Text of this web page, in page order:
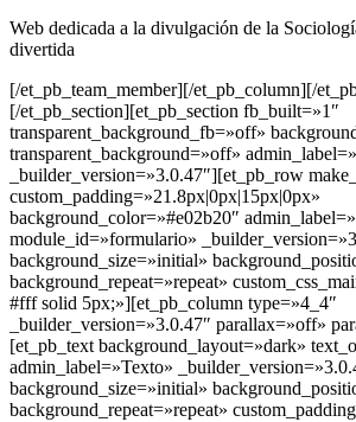
Web dedicada a la divulgación de la
divertida
[/et_pb_team_member][/et_pb_column][/
[/et_pb_section][et_pb_section fb_built=»1″
transparent_background_fb=»off»
transparent_background=»off»
_builder_version=»3.0.47″][et_pb_row
custom_padding=»21.8px|0px|15px|0px»
background_color=»#e02b20″
module_id=»formulario»
background_size=»initial»
background_repeat=»repeat»
#fff solid 5px;»][et_pb_column type=»4_4″
_builder_version=»3.0.47″ parallax=»off»
[et_pb_text background_layout=»dark»
admin_label=»Texto»
background_size=»initial»
background_repeat=»repeat»